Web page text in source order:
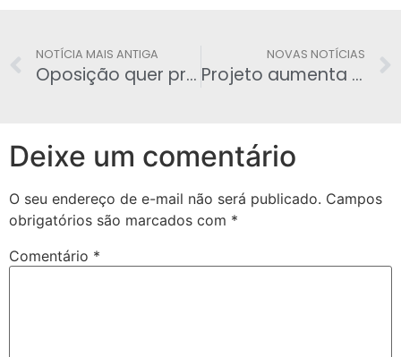
NOTÍCIA MAIS ANTIGA
Oposição quer presença de Lula na CPI da Petrobras
NOVAS NOTÍCIAS
Projeto aumenta pena para quem assassinar policial
Deixe um comentário
O seu endereço de e-mail não será publicado. Campos
obrigatórios são marcados com *
Comentário *